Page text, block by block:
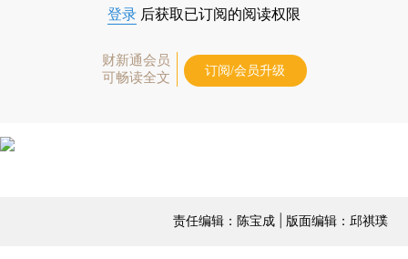
登录 后获取已订阅的阅读权限
财新通会员
可畅读全文
订阅/会员升级
责任编辑：陈宝成 | 版面编辑：邱祺璞